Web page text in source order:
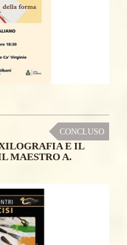
CONCLUSO
E IL
MAESTRO A.